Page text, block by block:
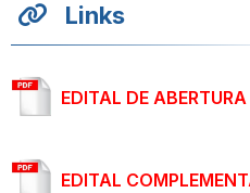
Links
EDITAL DE
EDITAL